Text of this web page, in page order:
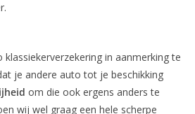
in aanmerking te
je andere auto tot je beschikking
om die ook ergens anders te
wij wel graag een hele scherpe